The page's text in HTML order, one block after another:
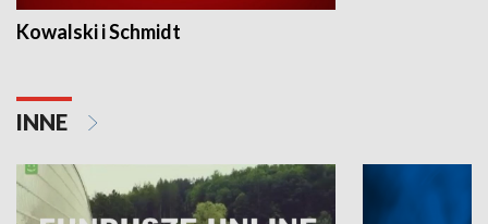
Kowalski i Schmidt
INNE